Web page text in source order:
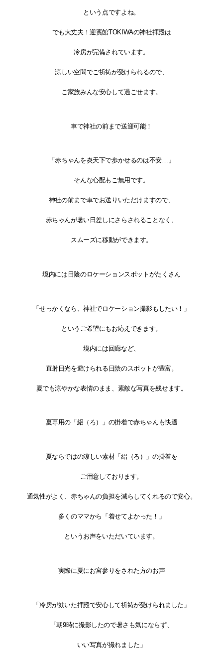
という点ですよね。
でも大丈夫！迎賓館TOKIWAの神社拝殿は
冷房が完備されています。
涼しい空間でご祈祷が受けられるので、
ご家族みんな安心して過ごせます。
車で神社の前まで送迎可能！
「赤ちゃんを炎天下で歩かせるのは不安…」
そんな心配もご無用です。
神社の前まで車でお送りいただけますので、
赤ちゃんが暑い日差しにさらされることなく、
スムーズに移動ができます。
境内には日陰のロケーションスポットがたくさん
「せっかくなら、神社でロケーション撮影もしたい！」
というご希望にもお応えできます。
境内には回廊など、
直射日光を避けられる日陰のスポットが豊富。
夏でも涼やかな表情のまま、素敵な写真を残せます。
夏専用の「絽（ろ）」の掛着で赤ちゃんも快適
夏ならではの涼しい素材「絽（ろ）」の掛着を
ご用意しております。
通気性がよく、赤ちゃんの負担を減らしてくれるので安心。
多くのママから「着せてよかった！」
というお声をいただいています。
実際に夏にお宮参りをされた方のお声
「冷房が効いた拝殿で安心して祈祷が受けられました」
「朝9時に撮影したので暑さも気にならず、
いい写真が撮れました」